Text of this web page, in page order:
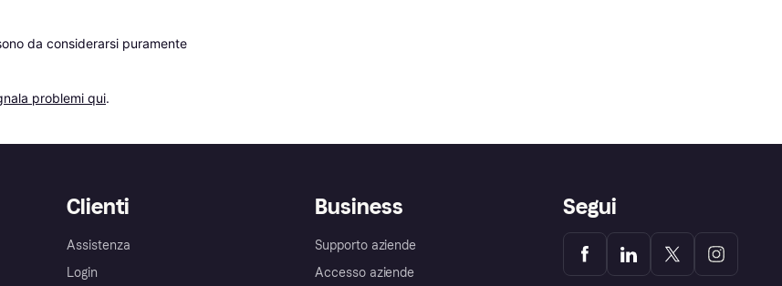
da considerarsi puramente
problemi qui.
Clienti
Assistenza
Login
Business
Supporto aziende
Accesso aziende
Segui